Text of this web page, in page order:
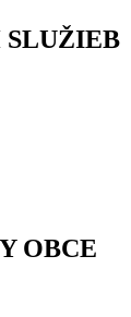
SLUŽIEB
OBCE